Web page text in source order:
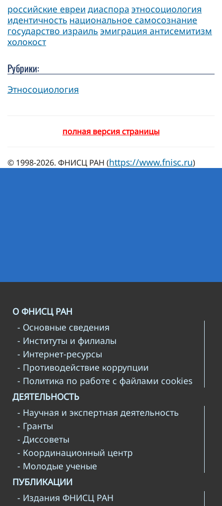
российские евреи диаспора этносоциология
идентичность национальное самосознание
государство израиль эмиграция антисемитизм
холокост
Рубрики:
Этносоциология
полная версия страницы
© 1998-2026. ФНИСЦ РАН (https://www.fnisc.ru)
О ФНИСЦ РАН
- Основные сведения
- Институты и филиалы
- Интернет-ресурсы
- Противодействие коррупции
- Политика по работе с файлами cookies
ДЕЯТЕЛЬНОСТЬ
- Научная и экспертная деятельность
- Гранты
- Диссоветы
- Координационный центр
- Молодые ученые
ПУБЛИКАЦИИ
- Издания ФНИСЦ РАН